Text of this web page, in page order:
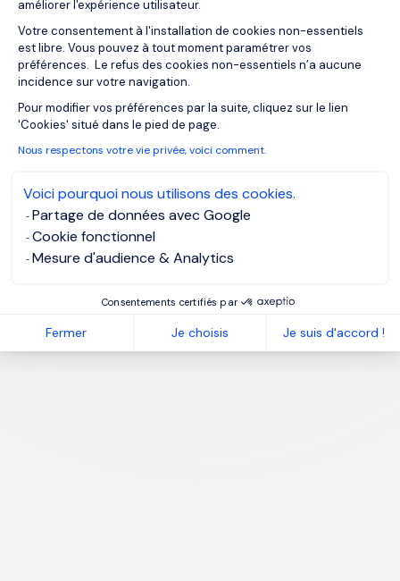
améliorer l'expérience utilisateur.
Votre consentement à l'installation de cookies non-essentiels
est libre. Vous pouvez à tout moment paramétrer vos
préférences. Le refus des cookies non-essentiels n’a aucune
incidence sur votre navigation.
Pour modifier vos préférences par la suite, cliquez sur le lien
'Cookies' situé dans le pied de page.
Nous respectons votre vie privée, voici comment.
Voici pourquoi nous utilisons des cookies.
Partage de données avec Google
Cookie fonctionnel
Mesure d'audience & Analytics
Consentements certifiés par
Fermer Je choisis Je suis d'accord !